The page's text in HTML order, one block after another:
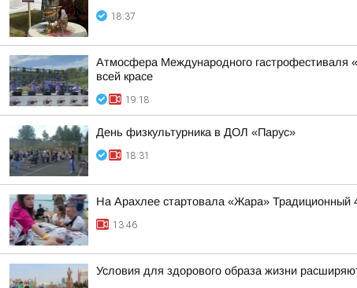
18:37
Атмосфера Международного гастрофестиваля
всей красе
19:18
День физкультурника в ДОЛ «Парус»
18:31
На Арахлее стартовала «Жара» Традиционный
13:46
Условия для здорового образа жизни